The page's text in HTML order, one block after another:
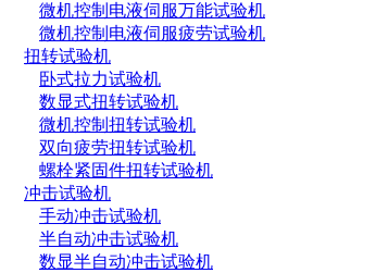
微机控制电液伺服万能试验机
微机控制电液伺服疲劳试验机
扭转试验机
卧式拉力试验机
数显式扭转试验机
微机控制扭转试验机
双向疲劳扭转试验机
螺栓紧固件扭转试验机
冲击试验机
手动冲击试验机
半自动冲击试验机
数显半自动冲击试验机